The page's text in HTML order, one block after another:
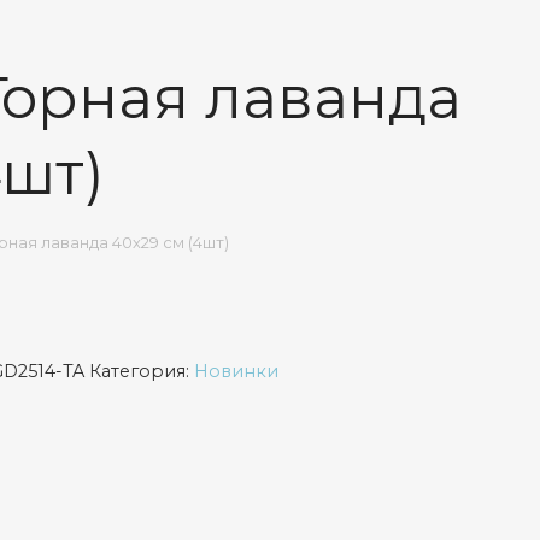
лаванда
лаванда 40х29 см (4шт)
TA Категория: Новинки